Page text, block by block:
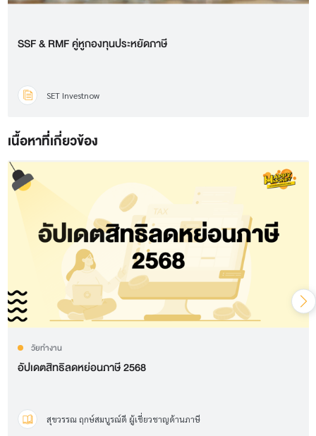
SSF & RMF คู่หูกองทุนประหยัดภาษี
SET Investnow
เนื้อหาที่ี่เกี่ยวข้อง
วัยทำงาน
อัปเดตสิทธิลดหย่อนภาษี 2568
สุขวรรณ ฤกษ์สมบูรณ์ดี ผู้เชี่ยวชาญด้านภาษี